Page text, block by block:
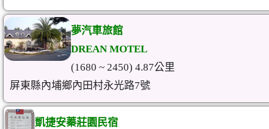
夢汽車旅館
DREAN MOTEL
(1680 ~ 2450) 4.87公里
屏東縣內埔鄉內田村永光路7號
凱捷安蓁莊園民宿